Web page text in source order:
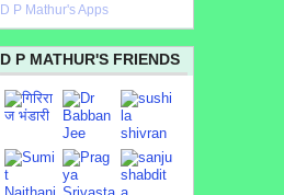
D P Mathur's Apps
D P MATHUR'S FRIENDS